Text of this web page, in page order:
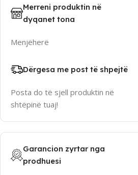
Merreni produktin në
dyqanet tona
Menjëherë
Dërgesa me post të shpejtë
Posta do të sjell produktin në
shtëpinë tuaj!
Garancion zyrtar nga
prodhuesi